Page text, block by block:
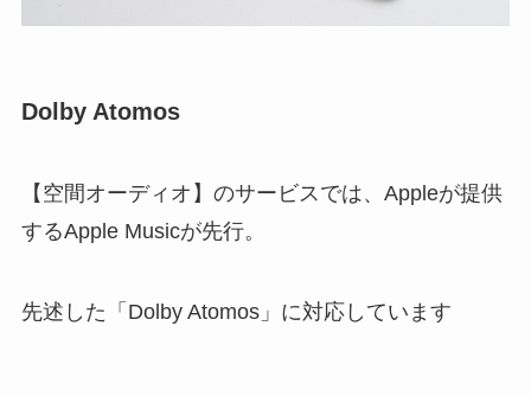
Dolby Atomos
【空間オーディオ】のサービスでは、Appleが提供
するApple Musicが先行。
先述した「Dolby Atomos」に対応しています